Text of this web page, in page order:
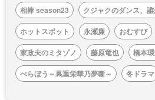
相棒 season23
クジャクのダンス、
ホットスポット
永瀬廉 おむすび
家政夫のミタゾノ
藤原竜也
橋本
べらぼう～蔦重栄華乃夢噺～
冬ドラマ